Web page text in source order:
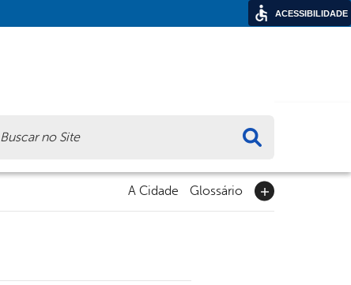
A Cidade Glossário
ACESSIBILIDADE